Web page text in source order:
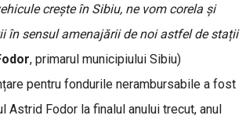
crește în Sibiu, ne vom corela și
în sensul amenajării de noi astfel de stații
, primarul municipiului Sibiu)
pentru fondurile nerambursabile a fost
Astrid Fodor la finalul anului trecut, anul